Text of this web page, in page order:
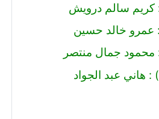
المراسم رقم (224) : هاني عبد الجواد